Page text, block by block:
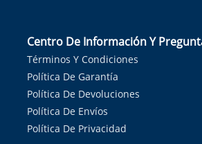
Centro De Información Y
Términos Y Condiciones
Política De Garantía
Política De Devoluciones
Política De Envíos
Política De Privacidad